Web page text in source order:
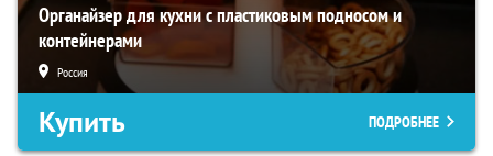
Органайзер для кухни с пластиковым подносом и
контейнерами
Россия
Купить ПОДРОБНЕЕ